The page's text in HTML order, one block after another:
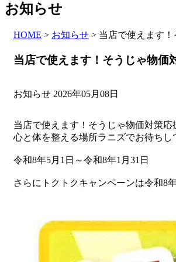
お知らせ
HOME > お知らせ > 当店で使えます
当店で使えます！そうじゃ物価
お知らせ 2026年05月08日
当店で使えます！そうじゃ物価対策応
心と体を整える場所ラニズでお待ちし
令和8年5月1日～令和8年1月31日
さらにトクトクキャンペーンは令和8